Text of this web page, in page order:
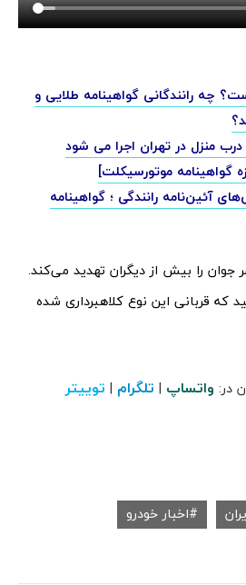
چه رانندگانی گواهینامه طلایی و
درب منزل در تهران اجرا می شود
گواهینامه موتورسیکلت]
آئین‌نامه رانندگی ؛ گواهینامه
جوان را بیش از دیگران تهدید می‌کند.
قربانی این نوع کلاهبرداری شده
در: واتساپ | تلگرام | توییتر
اخبار خودرو